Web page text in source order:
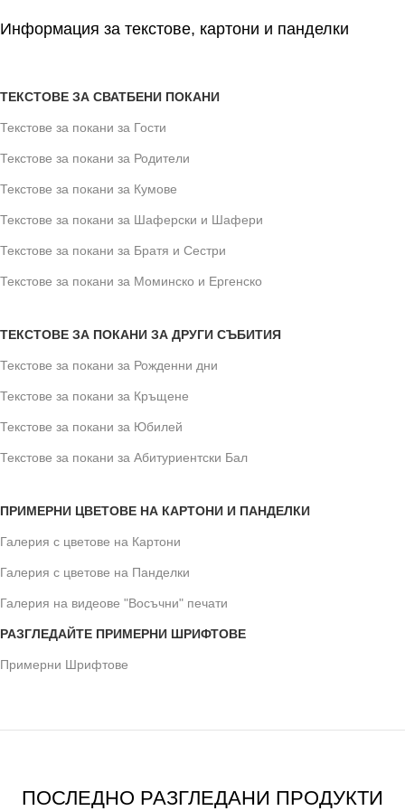
Информация за текстове, картони и панделки
ТЕКСТОВЕ ЗА СВАТБЕНИ ПОКАНИ
Текстове за покани за Гости
Текстове за покани за Родители
Текстове за покани за Кумове
Текстове за покани за Шаферски и Шафери
Текстове за покани за Братя и Сестри
Текстове за покани за Моминско и Ергенско
ТЕКСТОВЕ ЗА ПОКАНИ ЗА ДРУГИ СЪБИТИЯ
Текстове за покани за Рожденни дни
Текстове за покани за Кръщене
Текстове за покани за Юбилей
Текстове за покани за Абитуриентски Бал
ПРИМЕРНИ ЦВЕТОВЕ НА КАРТОНИ И ПАНДЕЛКИ
Галерия с цветове на Картони
Галерия с цветове на Панделки
Галерия на видеове "Восъчни" печати
РАЗГЛЕДАЙТЕ ПРИМЕРНИ ШРИФТОВЕ
Примерни Шрифтове
ПОСЛЕДНО РАЗГЛЕДАНИ ПРОДУКТИ